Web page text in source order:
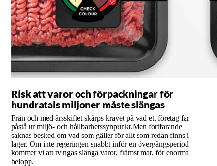
Risk att varor och förpackningar för
hundratals miljoner måste slängas
Från och med årsskiftet skärps kravet på vad ett företag får
påstå ur miljö- och hållbarhetssynpunkt.Men fortfarande
saknas besked om vad som gäller för allt som redan finns i
lager. Om inte regeringen snabbt inför en övergångsperiod
kommer vi att tvingas slänga varor, främst mat, för enorma
belopp.